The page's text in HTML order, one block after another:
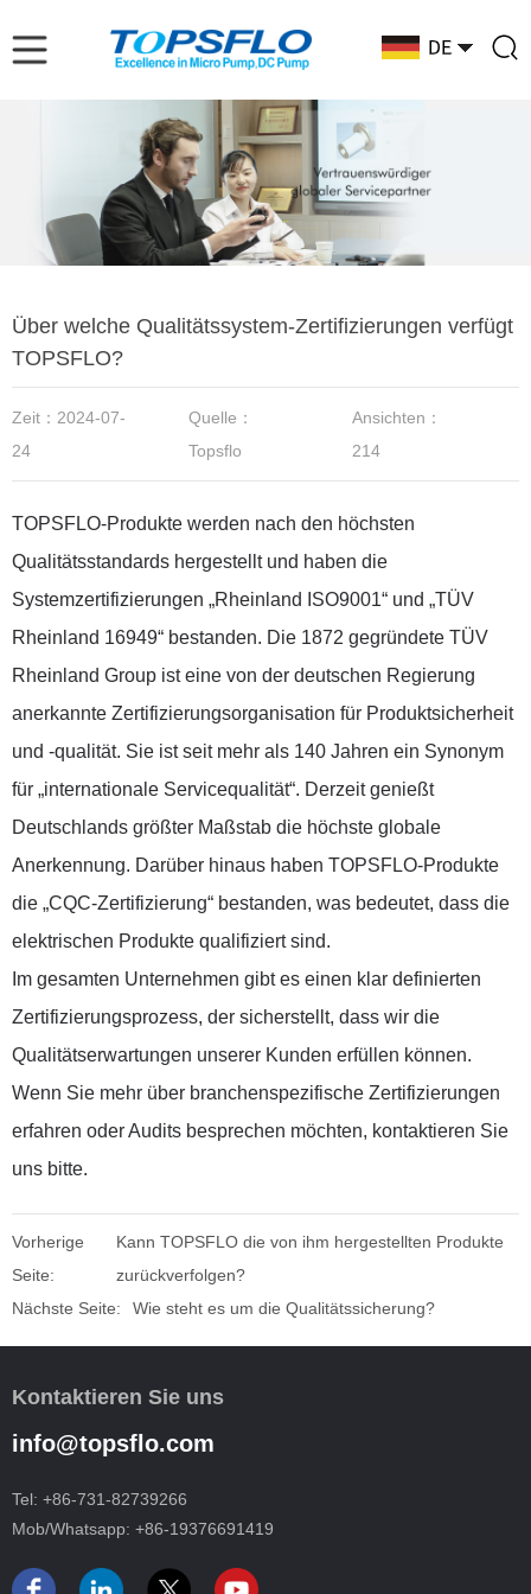
Über welche Qualitätssystem-Zertifizierungen verfügt
TOPSFLO?
Zeit：2024-07-
24
Quelle：
Topsflo
Ansichten：
214
TOPSFLO-Produkte werden nach den höchsten
Qualitätsstandards hergestellt und haben die
Systemzertifizierungen „Rheinland ISO9001“ und „TÜV
Rheinland 16949“ bestanden. Die 1872 gegründete TÜV
Rheinland Group ist eine von der deutschen Regierung
anerkannte Zertifizierungsorganisation für Produktsicherheit
und -qualität. Sie ist seit mehr als 140 Jahren ein Synonym
für „internationale Servicequalität“. Derzeit genießt
Deutschlands größter Maßstab die höchste globale
Anerkennung. Darüber hinaus haben TOPSFLO-Produkte
die „CQC-Zertifizierung“ bestanden, was bedeutet, dass die
elektrischen Produkte qualifiziert sind.
Im gesamten Unternehmen gibt es einen klar definierten
Zertifizierungsprozess, der sicherstellt, dass wir die
Qualitätserwartungen unserer Kunden erfüllen können.
Wenn Sie mehr über branchenspezifische Zertifizierungen
erfahren oder Audits besprechen möchten, kontaktieren Sie
uns bitte.
Vorherige
Seite:
Kann TOPSFLO die von ihm hergestellten Produkte
zurückverfolgen?
Nächste Seite:
Wie steht es um die Qualitätssicherung?
Kontaktieren Sie uns
info@topsflo.com
Tel: +86-731-82739266
Mob/Whatsapp: +86-19376691419